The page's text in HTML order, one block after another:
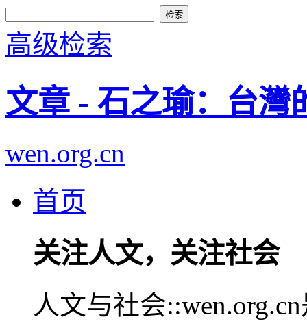
高级检索
文章 - 石之瑜：台灣
wen.org.cn
首页
关注人文，关注社会
人文与社会